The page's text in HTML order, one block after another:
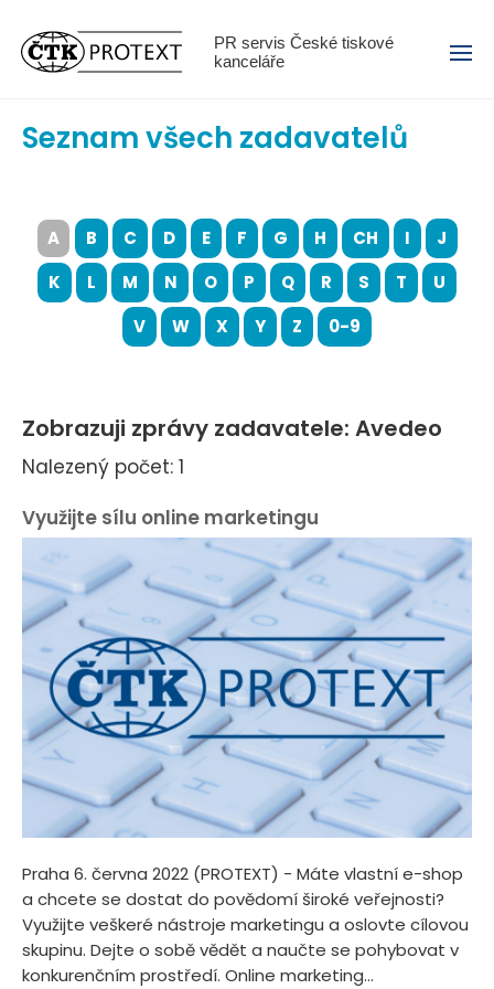
PR servis České tiskové
kanceláře
Menu
Seznam všech zadavatelů
A B C D E F G H CH I
J
K
L M N O P Q R S T
U
V
W X Y Z 0-9
Zobrazuji zprávy zadavatele: Avedeo
Nalezený počet: 1
Využijte sílu online marketingu
Praha 6. června 2022 (PROTEXT) - Máte vlastní e-shop
a chcete se dostat do povědomí široké veřejnosti?
Využijte veškeré nástroje marketingu a oslovte cílovou
skupinu. Dejte o sobě vědět a naučte se pohybovat v
konkurenčním prostředí. Online marketing...